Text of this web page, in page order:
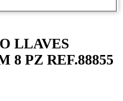
LLAVES
8 PZ REF.88855